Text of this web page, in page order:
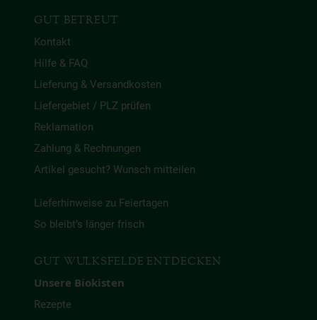
GUT BETREUT
Kontakt
Hilfe & FAQ
Lieferung & Versandkosten
Liefergebiet / PLZ prüfen
Reklamation
Zahlung & Rechnungen
Artikel gesucht? Wunsch mitteilen
Lieferhinweise zu Feiertagen
So bleibt’s länger frisch
GUT WULKSFELDE ENTDECKEN
Unsere Biokisten
Rezepte